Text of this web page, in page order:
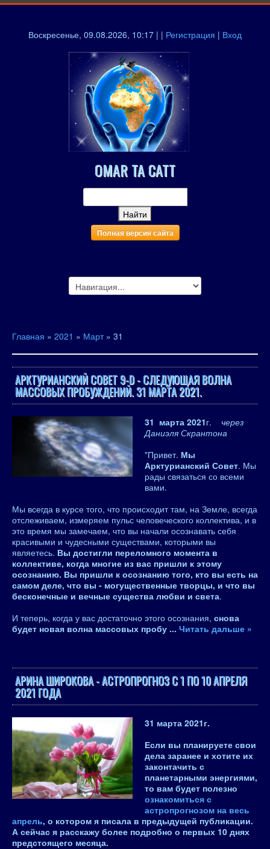
Воскресенье, 09.08.2026, 10:17 | | Регистрация | Вход
OMAR TA CATT
Полная версия сайта
Главная » 2021 » Март » 31
АРКТУРИАНСКИЙ СОВЕТ 9-D - СЛЕДУЮЩАЯ ВОЛНА
МАССОВЫХ ПРОБУЖДЕНИЙ. 31 МАРТА 2021.
31 марта 2021г.
через
Даниэля Скрантона
"Привет. Мы
Арктурианский Совет. Мы
рады связаться со всеми
вами.
Мы всегда в курсе того, что происходит там, на Земле, всегда
отслеживаем, измеряем пульс человеческого коллектива, и в
это время мы замечаем, что вы начали осознавать себя
красивыми и чудесными существами, которыми вы
являетесь. Вы достигли переломного момента в
коллективе, когда многие из вас пришли к этому
осознанию. Вы пришли к осознанию того, кто вы есть на
самом деле, что вы - могущественные творцы, и что вы
бесконечные и вечные существа любви и света.
И теперь, когда у вас достаточно этого осознания, снова
будет новая волна массовых пробу ... Читать дальше »
АРИНА ШИРОКОВА - АСТРОПРОГНОЗ С 1 ПО 10 АПРЕЛЯ
2021 ГОДА
31 марта 2021г.
Если вы планируете свои
дела заранее и хотите их
законтачить с
планетарными энергиями,
то вам будет полезно
ознакомиться с
астропрогнозом на весь
апрель, о котором я писала в предыдущей публикации.
А сейчас я расскажу более подробно о первых 10 днях
предстоящего месяца.